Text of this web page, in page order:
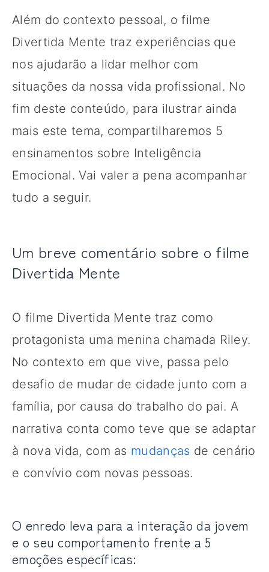
Além do contexto pessoal, o filme
Divertida Mente traz experiências que
nos ajudarão a lidar melhor com
situações da nossa vida profissional. No
fim deste conteúdo, para ilustrar ainda
mais este tema, compartilharemos 5
ensinamentos sobre Inteligência
Emocional. Vai valer a pena acompanhar
tudo a seguir.
Um breve comentário sobre o filme
Divertida Mente
O filme Divertida Mente traz como
protagonista uma menina chamada Riley.
No contexto em que vive, passa pelo
desafio de mudar de cidade junto com a
família, por causa do trabalho do pai. A
narrativa conta como teve que se adaptar
à nova vida, com as mudanças de cenário
e convívio com novas pessoas.
O enredo leva para a interação da jovem
e o seu comportamento frente a 5
emoções específicas: